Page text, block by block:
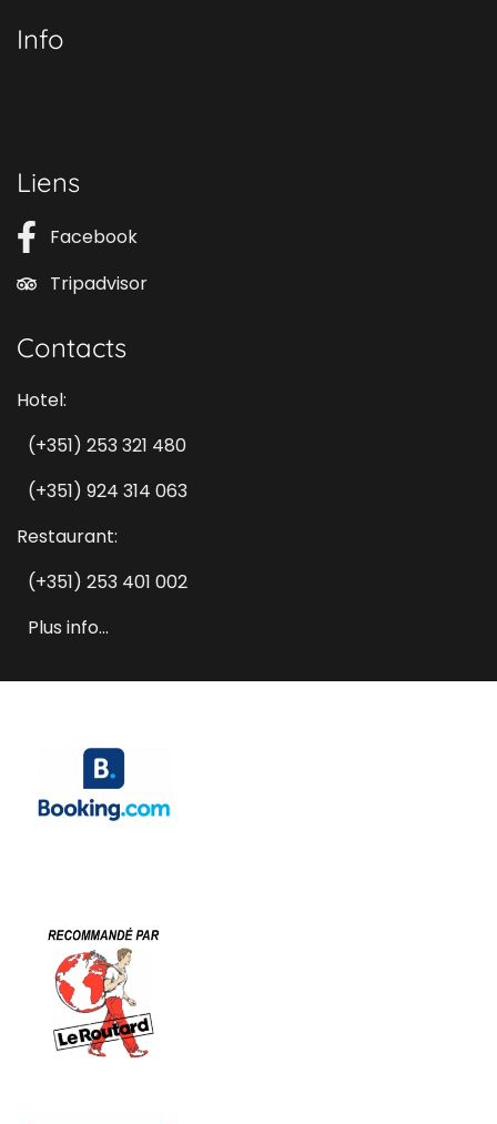
Info
Liens
Facebook
Tripadvisor
Contacts
Hotel:
(+351) 253 321 480
(+351) 924 314 063
Restaurant:
(+351) 253 401 002
Plus info...